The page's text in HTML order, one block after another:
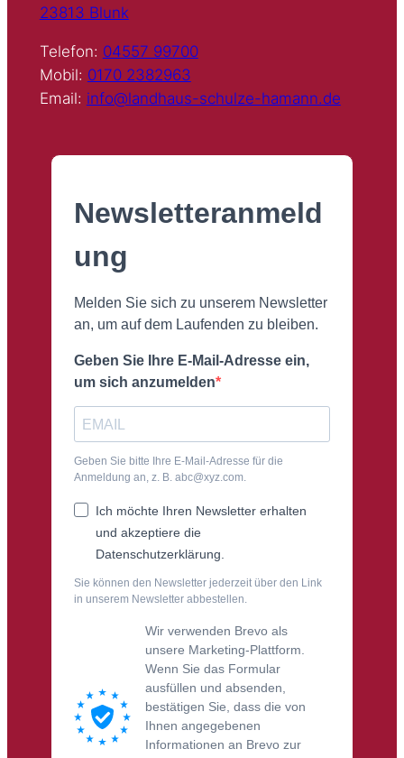
23813 Blunk
Telefon: 04557 99700
Mobil: 0170 2382963
Email: info@landhaus-schulze-hamann.de
Newsletteranmeld
ung
Melden Sie sich zu unserem Newsletter
an, um auf dem Laufenden zu bleiben.
Geben Sie Ihre E-Mail-Adresse ein,
um sich anzumelden
Geben Sie bitte Ihre E-Mail-Adresse für die
Anmeldung an, z. B. abc@xyz.com.
Ich möchte Ihren Newsletter erhalten
und akzeptiere die
Datenschutzerklärung.
Sie können den Newsletter jederzeit über den Link
in unserem Newsletter abbestellen.
Wir verwenden Brevo als
unsere Marketing-Plattform.
Wenn Sie das Formular
ausfüllen und absenden,
bestätigen Sie, dass die von
Ihnen angegebenen
Informationen an Brevo zur